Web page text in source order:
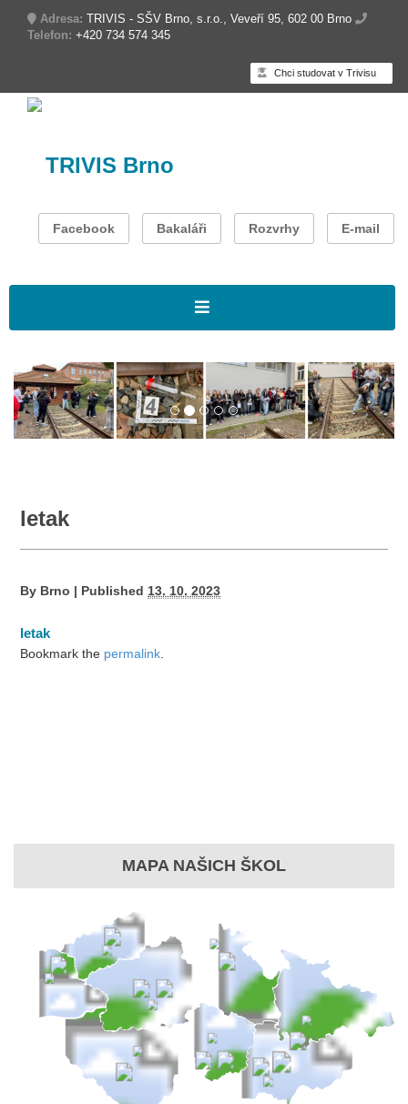
Adresa: TRIVIS - SŠV Brno, s.r.o., Veveří 95, 602 00 Brno
Telefon: +420 734 574 345
Chci studovat v Trivisu
TRIVIS Brno
Facebook Bakaláři Rozvrhy E-mail
letak
By Brno | Published 13. 10. 2023
letak
Bookmark the permalink.
MAPA NAŠICH ŠKOL